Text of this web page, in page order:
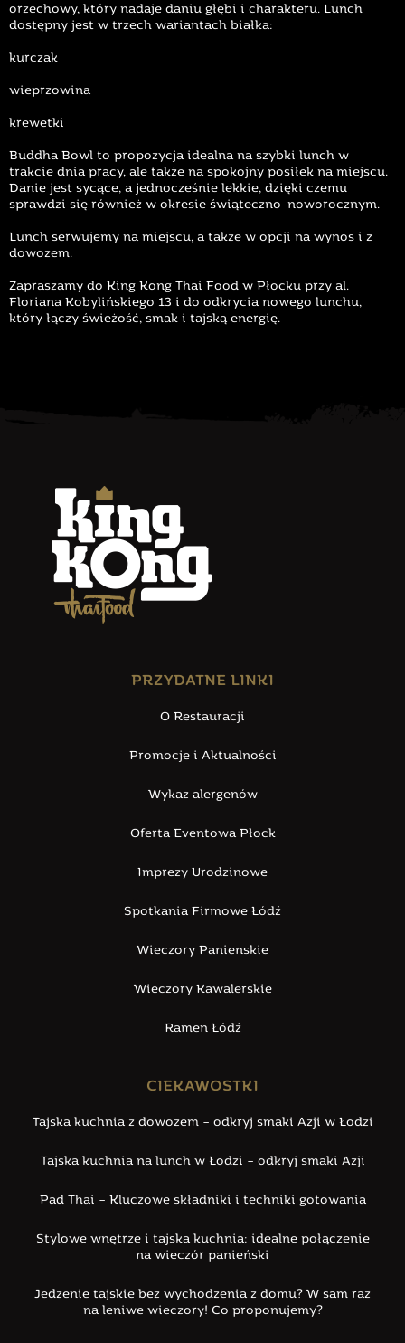
orzechowy, który nadaje daniu głębi i charakteru. Lunch
dostępny jest w trzech wariantach białka:
kurczak
wieprzowina
krewetki
Buddha Bowl to propozycja idealna na szybki lunch w
trakcie dnia pracy, ale także na spokojny posiłek na miejscu.
Danie jest sycące, a jednocześnie lekkie, dzięki czemu
sprawdzi się również w okresie świąteczno-noworocznym.
Lunch serwujemy na miejscu, a także w opcji na wynos i z
dowozem.
Zapraszamy do King Kong Thai Food w Płocku przy al.
Floriana Kobylińskiego 13 i do odkrycia nowego lunchu,
który łączy świeżość, smak i tajską energię.
PRZYDATNE LINKI
O Restauracji
Promocje i Aktualności
Wykaz alergenów
Oferta Eventowa Płock
Imprezy Urodzinowe
Spotkania Firmowe Łódź
Wieczory Panienskie
Wieczory Kawalerskie
Ramen Łódź
CIEKAWOSTKI
Tajska kuchnia z dowozem – odkryj smaki Azji w Łodzi
Tajska kuchnia na lunch w Łodzi – odkryj smaki Azji
Pad Thai – Kluczowe składniki i techniki gotowania
Stylowe wnętrze i tajska kuchnia: idealne połączenie
na wieczór panieński
Jedzenie tajskie bez wychodzenia z domu? W sam raz
na leniwe wieczory! Co proponujemy?